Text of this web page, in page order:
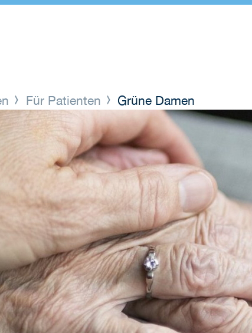
Für Patienten Grüne Damen